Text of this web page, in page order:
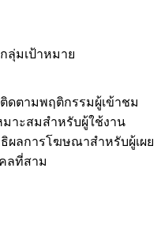
ลุ่มเป้าหมาย
ดตามพฤติกรรมผู้เข้าชม
าะสมสำหรับผู้ใช้งาน
ผลการโฆษณาสำหรับผู้เผย
ลที่สาม